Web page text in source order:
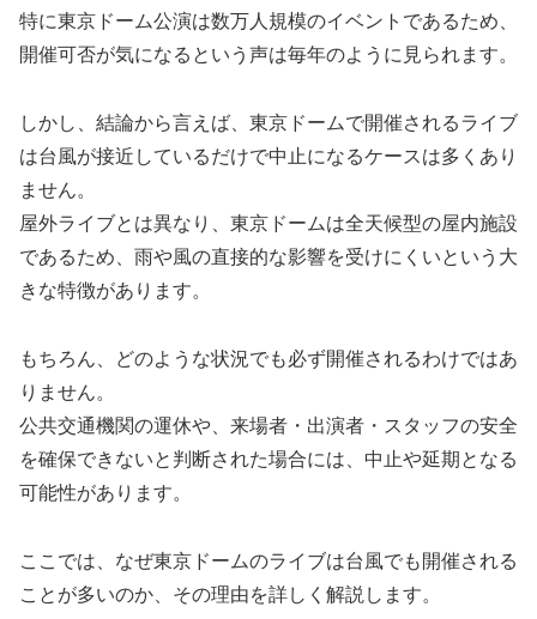
特に東京ドーム公演は数万人規模のイベントであるため、
開催可否が気になるという声は毎年のように見られます。
しかし、結論から言えば、東京ドームで開催されるライブ
は台風が接近しているだけで中止になるケースは多くあり
ません。
屋外ライブとは異なり、東京ドームは全天候型の屋内施設
であるため、雨や風の直接的な影響を受けにくいという大
きな特徴があります。
もちろん、どのような状況でも必ず開催されるわけではあ
りません。
公共交通機関の運休や、来場者・出演者・スタッフの安全
を確保できないと判断された場合には、中止や延期となる
可能性があります。
ここでは、なぜ東京ドームのライブは台風でも開催される
ことが多いのか、その理由を詳しく解説します。